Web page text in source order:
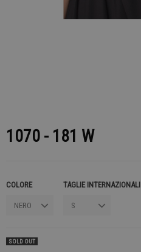
1070 - 181 W
COLORE TAGLIE INTERNAZIONALI
SOLD OUT